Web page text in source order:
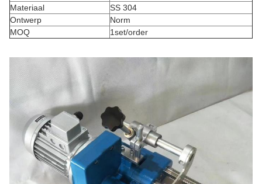
Materiaal
SS 304
Ontwerp
Norm
MOQ
1set/order